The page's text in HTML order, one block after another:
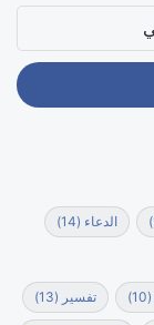
الدعاء (14)
(10) تفسير (13)